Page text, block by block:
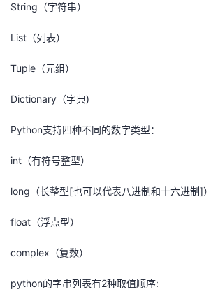
String（字符串）
List（列表）
Tuple（元组）
Dictionary（字典)
Python支持四种不同的数字类型：
int（有符号整型）
long（长整型[也可以代表八进制和十六进制]）
float（浮点型）
complex（复数）
python的字串列表有2种取值顺序: